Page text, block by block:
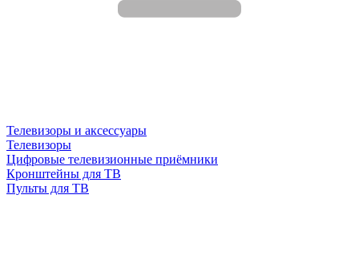
Телевизоры и аксессуары
Телевизоры
Цифровые телевизионные приёмники
Кронштейны для ТВ
Пульты для ТВ